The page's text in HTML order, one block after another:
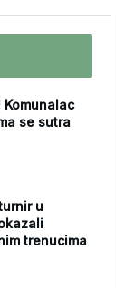
se sutra
u
trenucima